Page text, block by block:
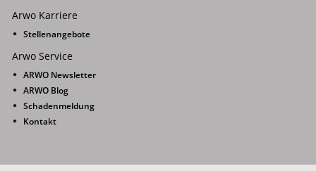
Arwo Karriere
Stellenangebote
Arwo Service
ARWO Newsletter
ARWO Blog
Schadenmeldung
Kontakt